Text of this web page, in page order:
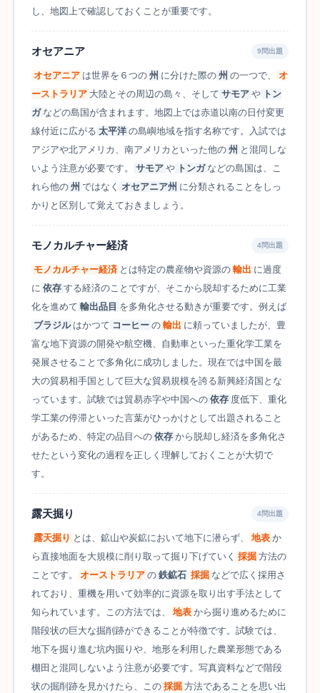
し、地図上で確認しておくことが重要です。
オセアニア 9問出題
オセアニア は世界を６つの 州 に分けた際の 州 の一つで、
オ
ーストラリア 大陸とその周辺の島々、そして サモア や トン
ガ などの島国が含まれます。地図上では赤道以南の日付変更
線付近に広がる 太平洋 の島嶼地域を指す名称です。入試では
アジアや北アメリカ、南アメリカといった他の 州 と混同しな
いよう注意が必要です。
サモア や トンガ などの島国は、こ
れら他の 州 ではなく オセアニア州 に分類されることをしっ
かりと区別して覚えておきましょう。
モノカルチャー経済 4問出題
モノカルチャー経済 とは特定の農産物や資源の 輸出 に過度
に 依存 する経済のことですが、そこから脱却するために工業
化を進めて 輸出品目 を多角化させる動きが重要です。例えば
ブラジル はかつて コーヒー の 輸出 に頼っていましたが、豊
富な地下資源の開発や航空機、自動車といった重化学工業を
発展させることで多角化に成功しました。現在では中国を最
大の貿易相手国として巨大な貿易規模を誇る新興経済国とな
っています。試験では貿易赤字や中国への 依存 度低下、重化
学工業の停滞といった言葉がひっかけとして出題されること
があるため、特定の品目への 依存 から脱却し経済を多角化さ
せたという変化の過程を正しく理解しておくことが大切で
す。
露天掘り 4問出題
露天掘り とは、鉱山や炭鉱において地下に潜らず、 地表 か
ら直接地面を大規模に削り取って掘り下げていく 採掘 方法の
ことです。
オーストラリア の 鉄鉱石 採掘 などで広く採用さ
れており、重機を用いて効率的に資源を取り出す手法として
知られています。この方法では、
地表 から掘り進めるために
階段状の巨大な掘削跡ができることが特徴です。試験では、
地下を掘り進む坑内掘りや、地形を利用した農業形態である
棚田と混同しないよう注意が必要です。写真資料などで階段
状の掘削跡を見かけたら、この 採掘 方法であることを思い出